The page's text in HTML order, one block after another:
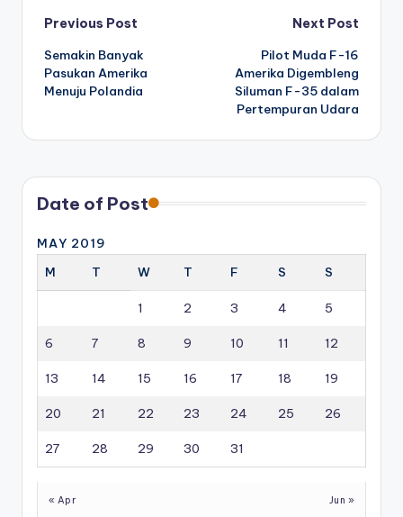
Post
navigation
Previous Post
Semakin Banyak
Pasukan Amerika
Menuju Polandia
Next Post
Pilot Muda F-16
Amerika Digembleng
Siluman F-35 dalam
Pertempuran Udara
Date of Post
MAY 2019
M
T W T F S S
1 2 3 4 5
6 7 8 9 10 11 12
13 14 15 16 17 18 19
20 21 22 23 24 25 26
27 28 29 30 31
« Apr Jun »